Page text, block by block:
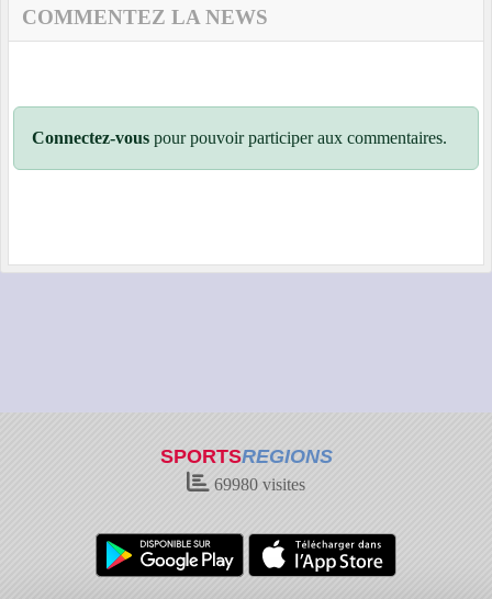
COMMENTEZ LA NEWS
Connectez-vous pour pouvoir participer aux commentaires.
SPORTSREGIONS
69980 visites